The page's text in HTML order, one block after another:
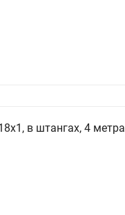
в штангах, 4 метра